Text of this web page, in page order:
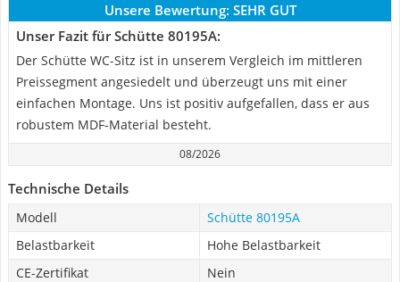
Unsere Bewertung: SEHR GUT
Unser Fazit für Schütte 80195A:
Der Schütte WC-Sitz ist in unserem Vergleich im mittleren
Preissegment angesiedelt und überzeugt uns mit einer
einfachen Montage. Uns ist positiv aufgefallen, dass er aus
robustem MDF-Material besteht.
08/2026
Technische Details
Modell
Schütte 80195A
Belastbarkeit
Hohe Belastbarkeit
CE-Zertifikat
Nein